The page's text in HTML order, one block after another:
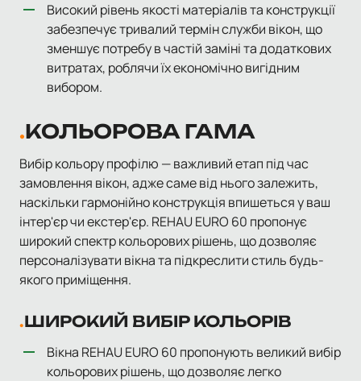
Високий рівень якості матеріалів та конструкції
забезпечує тривалий термін служби вікон, що
зменшує потребу в частій заміні та додаткових
витратах, роблячи їх економічно вигідним
вибором.
КОЛЬОРОВА ГАМА
Вибір кольору профілю — важливий етап під час
замовлення вікон, адже саме від нього залежить,
наскільки гармонійно конструкція впишеться у ваш
інтер'єр чи екстер'єр. REHAU EURO 60 пропонує
широкий спектр кольорових рішень, що дозволяє
персоналізувати вікна та підкреслити стиль будь-
якого приміщення.
ШИРОКИЙ ВИБІР КОЛЬОРІВ
Вікна REHAU EURO 60 пропонують великий вибір
кольорових рішень, що дозволяє легко